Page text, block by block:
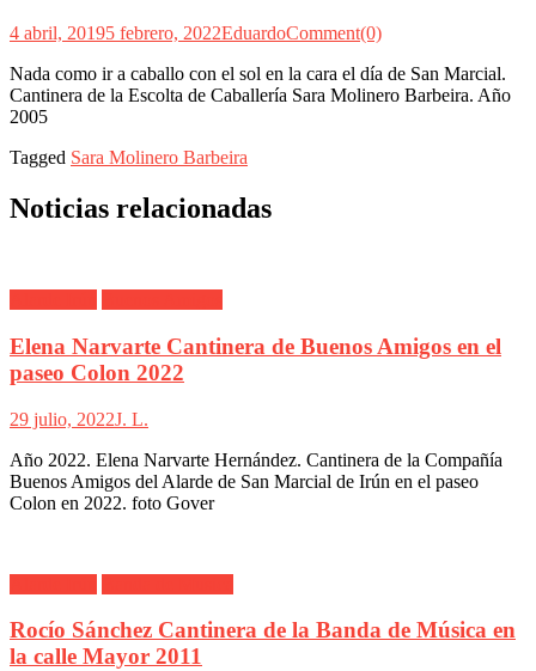
4 abril, 20195 febrero, 2022EduardoComment(0)
Nada como ir a caballo con el sol en la cara el día de San Marcial.
Cantinera de la Escolta de Caballería Sara Molinero Barbeira. Año
2005
Tagged Sara Molinero Barbeira
Noticias relacionadas
Elena Narvarte Cantinera de Buenos Amigos en el
paseo Colon 2022
29 julio, 2022J. L.
Año 2022. Elena Narvarte Hernández. Cantinera de la Compañía
Buenos Amigos del Alarde de San Marcial de Irún en el paseo
Colon en 2022. foto Gover
Rocío Sánchez Cantinera de la Banda de Música en
la calle Mayor 2011